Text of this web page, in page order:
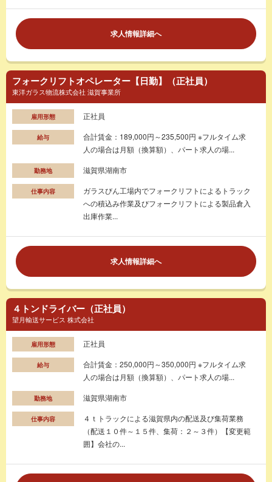
求人情報詳細へ
フォークリフトオペレーター【日勤】（正社員）
東洋ガラス物流株式会社 滋賀事業所
雇用形態 正社員
給与
合計賃金：189,000円～235,500円 ※フルタイム求
人の場合は月額（換算額）、パート求人の場...
勤務地 滋賀県湖南市
仕事内容
ガラスびん工場内でフォークリフトによるトラック
への積込み作業及びフォークリフトによる製品倉入
出庫作業...
求人情報詳細へ
４トンドライバー（正社員）
望月輸送サービス 株式会社
雇用形態 正社員
給与
合計賃金：250,000円～350,000円 ※フルタイム求
人の場合は月額（換算額）、パート求人の場...
勤務地 滋賀県湖南市
仕事内容
４ｔトラックによる滋賀県内の配送及び集荷業務
（配送１０件～１５件、集荷：２～３件）【変更範
囲】会社の...